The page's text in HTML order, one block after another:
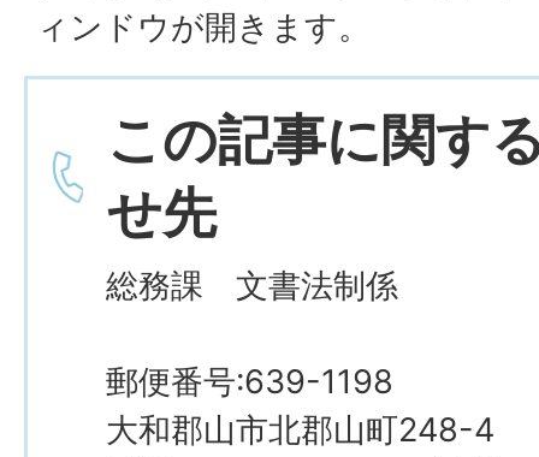
ィンドウが開きます。
この記事に関す
せ先
総務課 文書法制係
郵便番号:639-1198
大和郡山市北郡山町248-4